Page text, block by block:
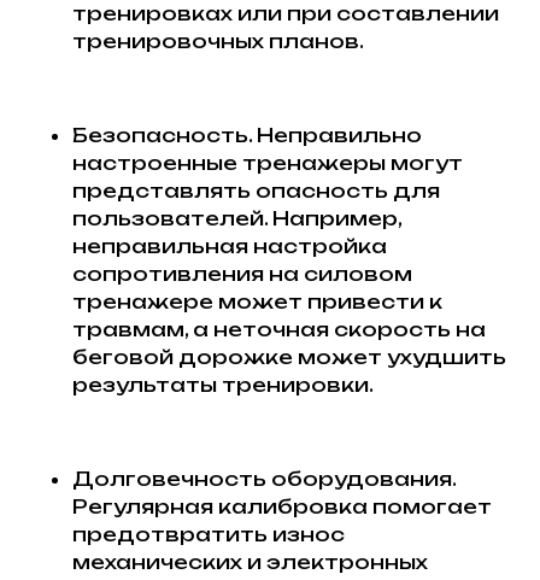
тренировках или при составлении
тренировочных планов.
Безопасность. Неправильно
настроенные тренажеры могут
представлять опасность для
пользователей. Например,
неправильная настройка
сопротивления на силовом
тренажере может привести к
травмам, а неточная скорость на
беговой дорожке может ухудшить
результаты тренировки.
Долговечность оборудования.
Регулярная калибровка помогает
предотвратить износ
механических и электронных